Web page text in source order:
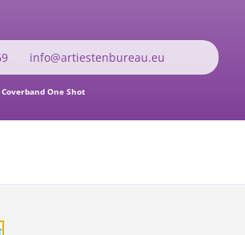
info@artiestenbureau.eu
Coverband One Shot